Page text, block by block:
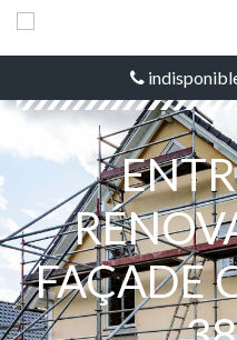
FAÇADE